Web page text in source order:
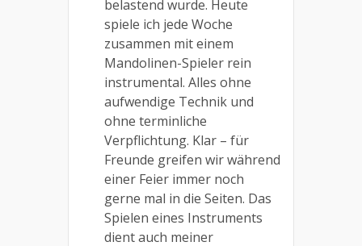
belastend wurde. Heute
spiele ich jede Woche
zusammen mit einem
Mandolinen-Spieler rein
instrumental. Alles ohne
aufwendige Technik und
ohne terminliche
Verpflichtung. Klar – für
Freunde greifen wir während
einer Feier immer noch
gerne mal in die Seiten. Das
Spielen eines Instruments
dient auch meiner